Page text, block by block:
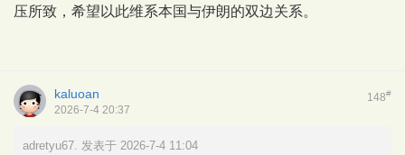
压所致，希望以此维系本国与伊朗的双边关系。
148#
kaluoan
2026-7-4 20:37
adretyu67. 发表于 2026-7-4 11:04